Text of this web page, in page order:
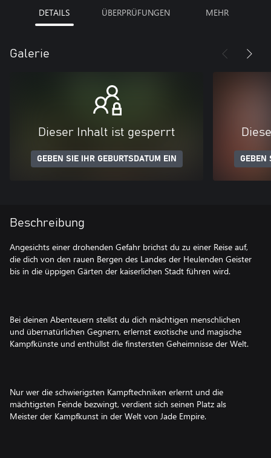
DETAILS ÜBERPRÜFUNGEN MEHR
Galerie
Dieser Inhalt ist gesperrt
GEBEN SIE IHR GEBURTSDATUM EIN GEBEN
Beschreibung
Angesichts einer drohenden Gefahr brichst du zu einer Reise auf,
die dich von den rauen Bergen des Landes der Heulenden Geister
bis in die üppigen Gärten der kaiserlichen Stadt führen wird.
Bei deinen Abenteuern stellst du dich mächtigen menschlichen
und übernatürlichen Gegnern, erlernst exotische und magische
Kampfkünste und enthüllst die finstersten Geheimnisse der Welt.
Nur wer die schwierigsten Kampftechniken erlernt und die
mächtigsten Feinde bezwingt, verdient sich seinen Platz als
Meister der Kampfkunst in der Welt von Jade Empire.